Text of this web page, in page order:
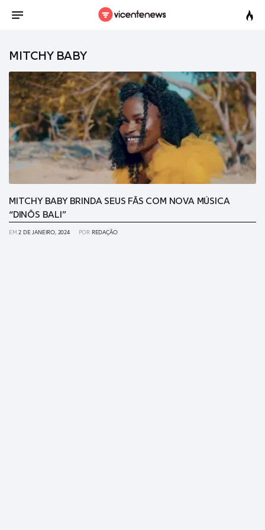
MITCHY BABY
MITCHY BABY BRINDA SEUS FÃS COM NOVA MÚSICA
“DINÔS BALI”
EM2 DE JANEIRO, 2024 POR REDAÇÃO